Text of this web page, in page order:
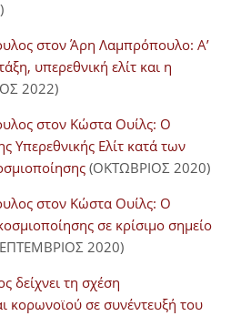
στον Άρη Λαμπρόπουλο: Α’
υπερεθνική ελίτ και η
2022)
στον Κώστα Ουίλς: Ο
Υπερεθνικής Ελίτ κατά των
(ΟΚΤΩΒΡΙΟΣ 2020)
στον Κώστα Ουίλς: Ο
σε κρίσιμο σημείο
2020)
δείχνει τη σχέση
κορωνοϊού σε συνέντευξή του